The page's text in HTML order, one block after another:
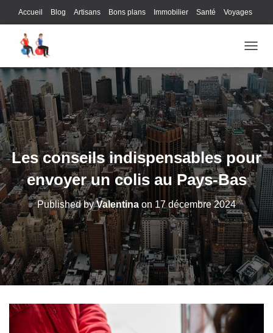
Accueil Blog Artisans Bons plans Immobilier Santé Voyages
Lifestyle
Juridique Logistique Publicité Technologie
Les conseils indispensables pour
envoyer un colis au Pays-Bas
Published byValentinaon17 décembre 2024